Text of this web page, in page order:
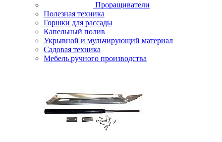
Проращиватели
Полезная техника
Горшки для рассады
Капельный полив
Укрывной и мульчирующий материал
Садовая техника
Мебель ручного производства